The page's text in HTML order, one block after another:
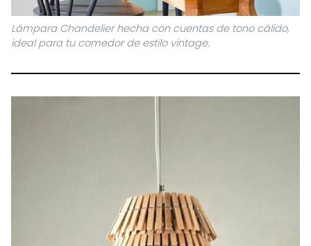
Lámpara Chandelier hecha con cuentas de tono cálido,
ideal para tu comedor de estilo vintage.